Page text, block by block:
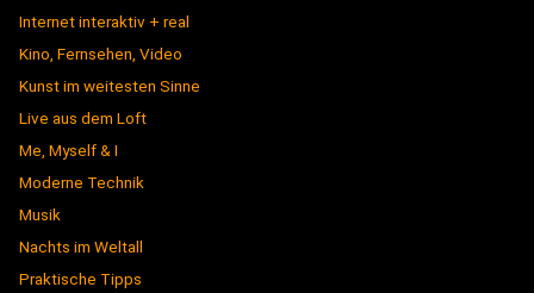
Internet interaktiv + real
Kino, Fernsehen, Video
Kunst im weitesten Sinne
Live aus dem Loft
Me, Myself & I
Moderne Technik
Musik
Nachts im Weltall
Praktische Tipps